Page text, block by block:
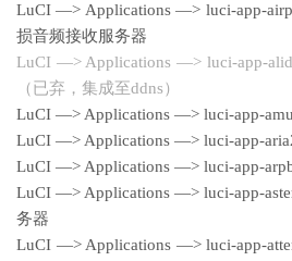
LuCI —> Applications —> luci-app-
损音频接收服务器
LuCI —> Applications —> luci-app-
（已弃，集成至ddns）
LuCI —> Applications —> luci-app-
LuCI —> Applications —> luci-app-
LuCI —> Applications —> luci-app-
LuCI —> Applications —> luci-app-
务器
LuCI —> Applications —> luci-app-